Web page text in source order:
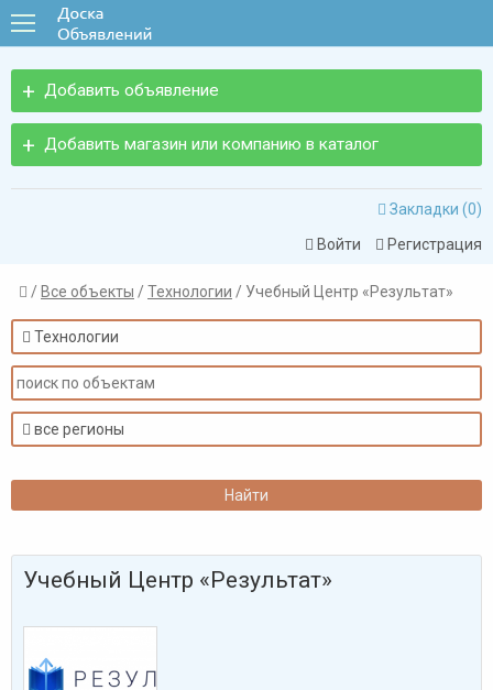
Добавить объявление
Добавить магазин или компанию в каталог
 Закладки (0)
 Войти  Регистрация
 / Все объекты /Технологии / Учебный Центр «Результат»
 Технологии
 все регионы
Учебный Центр «Результат»